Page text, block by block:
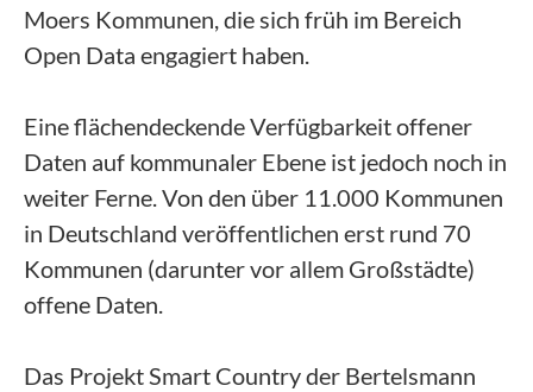
Moers Kommunen, die sich früh im Bereich
Open Data engagiert haben.
Eine flächendeckende Verfügbarkeit offener
Daten auf kommunaler Ebene ist jedoch noch in
weiter Ferne. Von den über 11.000 Kommunen
in Deutschland veröffentlichen erst rund 70
Kommunen (darunter vor allem Großstädte)
offene Daten.
Das Projekt Smart Country der Bertelsmann